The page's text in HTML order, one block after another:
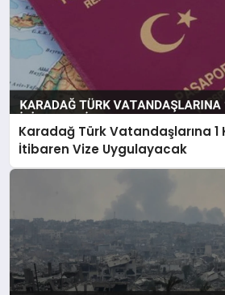
Karadağ Türk Vatandaşlarına 1
İtibaren Vize Uygulayacak